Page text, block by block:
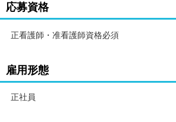
・労災保険あり
応募資格
正看護師・准看護師資格必須
雇用形態
正社員